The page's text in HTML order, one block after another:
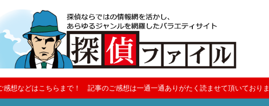
感想などはこちらまで！ 記事のご感想は一通一通ありがたく読ませて頂いておりま